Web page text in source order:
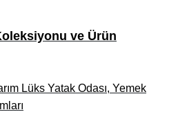
ve Ürün
Lüks Yatak Odası, Yemek